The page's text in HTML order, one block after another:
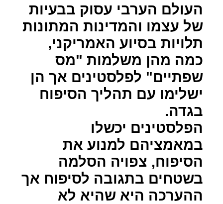
העולם הערבי עסוק בבעיות
של עצמו והמדינות המתונות
תלויות בסיוע האמריקני,
כמה מהן משלמות "מס
שפתיים" לפלסטינים אך הן
ישלימו עם תהליך הסיפוח
בגדה.
הפלסטינים יכשלו
במאמציהם למנוע את
הסיפוח, צפויה הסלמה
בשטחים בתגובה לסיפוח אך
ההערכה היא שהיא לא